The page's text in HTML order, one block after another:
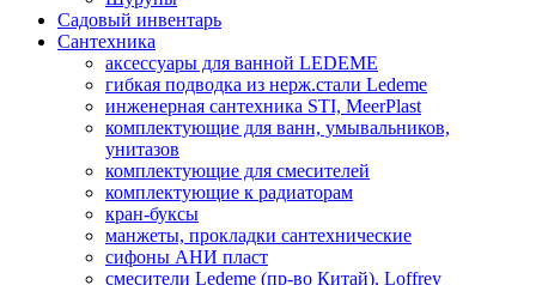
Садовый инвентарь
Сантехника
аксессуары для ванной LEDEME
гибкая подводка из нерж.стали Ledeme
инженерная сантехника STI, MeerPlast
комплектующие для ванн, умывальников,
унитазов
комплектующие для смесителей
комплектующие к радиаторам
кран-буксы
манжеты, прокладки сантехнические
сифоны АНИ пласт
смесители Ledeme (пр-во Китай), Loffrey